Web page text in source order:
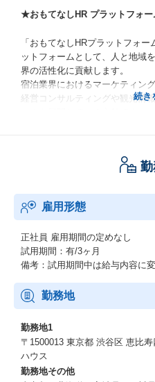
★おもてなしHR プラットフォ
「おもてなしHRプラットフォ
ットフォームとして、人と地域
界の活性化に貢献します。
宿泊業界におけるマーケティン
経営コンサルティングや観光情
2023年4月、人口減少が進む「
の実に半数を超えました。
圏に若い世代が一極集中するこ
これが、国全体としての人口減
東京圏だけでなく日本全体の活
産業である観光業を支援すること
しかし、アフターコロナで来日
では深刻な人手不足が続いてい
いないというもの観光業界をは
です。
私たちが目指すのは、安定した
って、将来に渡り活力ある地域
私たちは、宿泊業界の支援を通
し日本を元気にする仕事を担って
雇用形態
正社員 雇用期間の定めなし
試用期間：有/3ヶ月
備考：試用期間中は給与内容に
勤務地
勤務地1
〒1500013 東京都 渋谷区 恵比
ハウス
勤務地その他